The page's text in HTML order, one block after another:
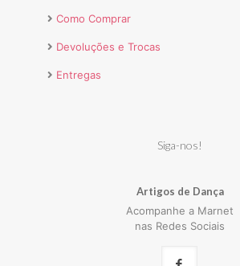
Como Comprar
Devoluções e Trocas
Entregas
Siga-nos!
Artigos de Dança
Acompanhe a Marnet
nas Redes Sociais